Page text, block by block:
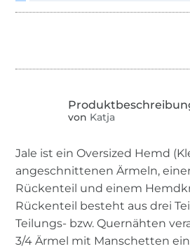
von Katja
Jale ist ein Oversized Hemd
angeschnittenen Ärmeln,
Rückenteil und einem
Rückenteil besteht aus drei
Teilungs- bzw. Quernähten
3/4 Ärmel mit Manschetten